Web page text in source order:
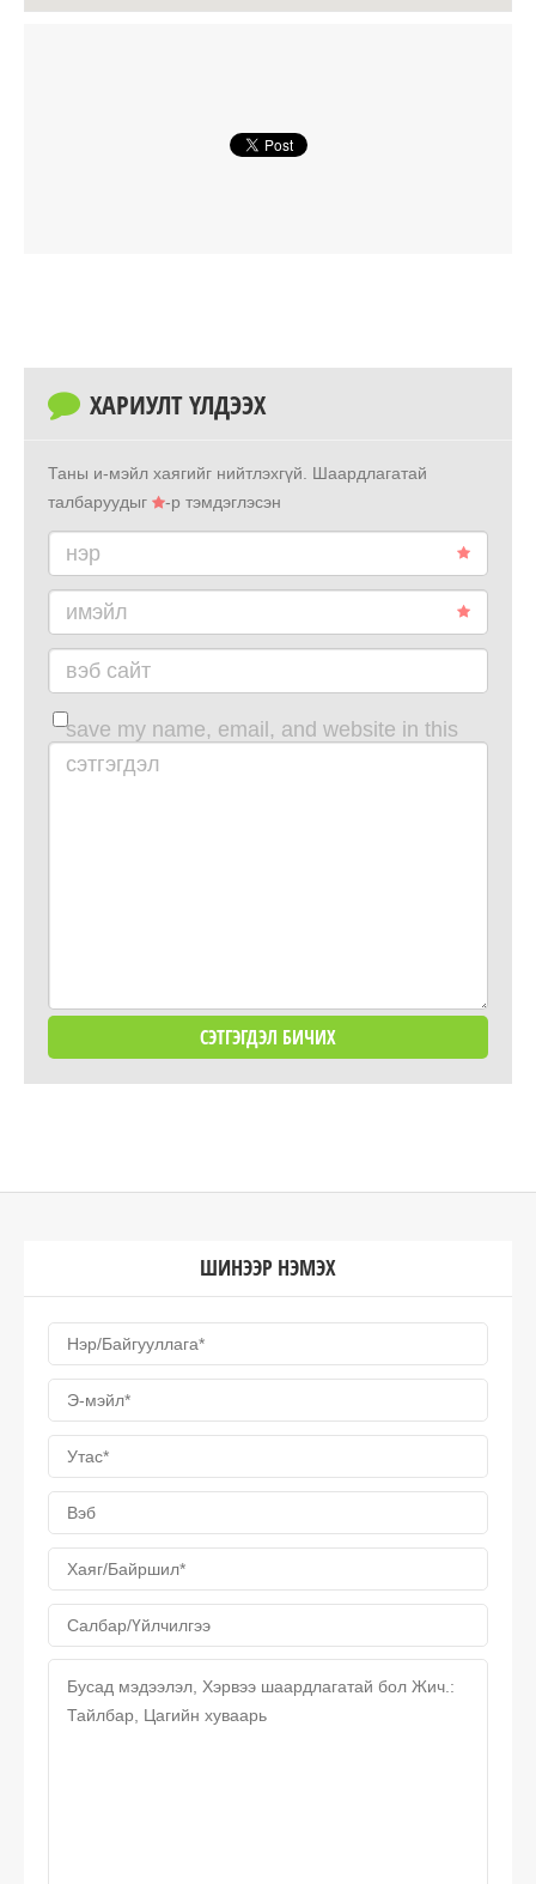
ХАРИУЛТ ҮЛДЭЭХ
Таны и-мэйл хаягийг нийтлэхгүй.
Шаардлагатай
талбаруудыг
-р тэмдэглэсэн
нэр
имэйл
вэб сайт
save my name, email, and website in this
browser for the next time i comment.
сэтгэгдэл
ШИНЭЭР НЭМЭХ